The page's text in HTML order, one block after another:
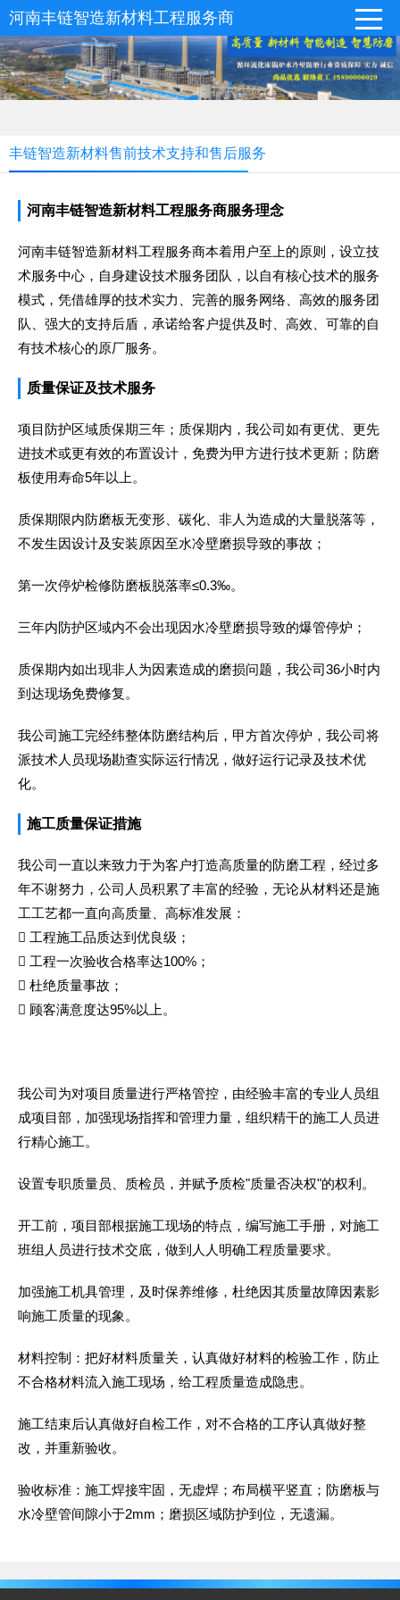
河南丰链智造新材料工程服务商
丰链智造新材料售前技术支持和售后服务
河南丰链智造新材料工程服务商服务理念
河南丰链智造新材料工程服务商本着用户至上的原则，设立技
术服务中心，自身建设技术服务团队，以自有核心技术的服务
模式，凭借雄厚的技术实力、完善的服务网络、高效的服务团
队、强大的支持后盾，承诺给客户提供及时、高效、可靠的自
有技术核心的原厂服务。
质量保证及技术服务
项目防护区域质保期三年；质保期内，我公司如有更优、更先
进技术或更有效的布置设计，免费为甲方进行技术更新；防磨
板使用寿命5年以上。
质保期限内防磨板无变形、碳化、非人为造成的大量脱落等，
不发生因设计及安装原因至水冷壁磨损导致的事故；
第一次停炉检修防磨板脱落率≤0.3‰。
三年内防护区域内不会出现因水冷壁磨损导致的爆管停炉；
质保期内如出现非人为因素造成的磨损问题，我公司36小时内
到达现场免费修复。
我公司施工完经纬整体防磨结构后，甲方首次停炉，我公司将
派技术人员现场勘查实际运行情况，做好运行记录及技术优
化。
施工质量保证措施
我公司一直以来致力于为客户打造高质量的防磨工程，经过多
年不谢努力，公司人员积累了丰富的经验，无论从材料还是施
工工艺都一直向高质量、高标准发展：
 工程施工品质达到优良级；
 工程一次验收合格率达100%；
 杜绝质量事故；
 顾客满意度达95%以上。
我公司为对项目质量进行严格管控，由经验丰富的专业人员组
成项目部，加强现场指挥和管理力量，组织精干的施工人员进
行精心施工。
设置专职质量员、质检员，并赋予质检"质量否决权"的权利。
开工前，项目部根据施工现场的特点，编写施工手册，对施工
班组人员进行技术交底，做到人人明确工程质量要求。
加强施工机具管理，及时保养维修，杜绝因其质量故障因素影
响施工质量的现象。
材料控制：把好材料质量关，认真做好材料的检验工作，防止
不合格材料流入施工现场，给工程质量造成隐患。
施工结束后认真做好自检工作，对不合格的工序认真做好整
改，并重新验收。
验收标准：施工焊接牢固，无虚焊；布局横平竖直；防磨板与
水冷壁管间隙小于2mm；磨损区域防护到位，无遗漏。